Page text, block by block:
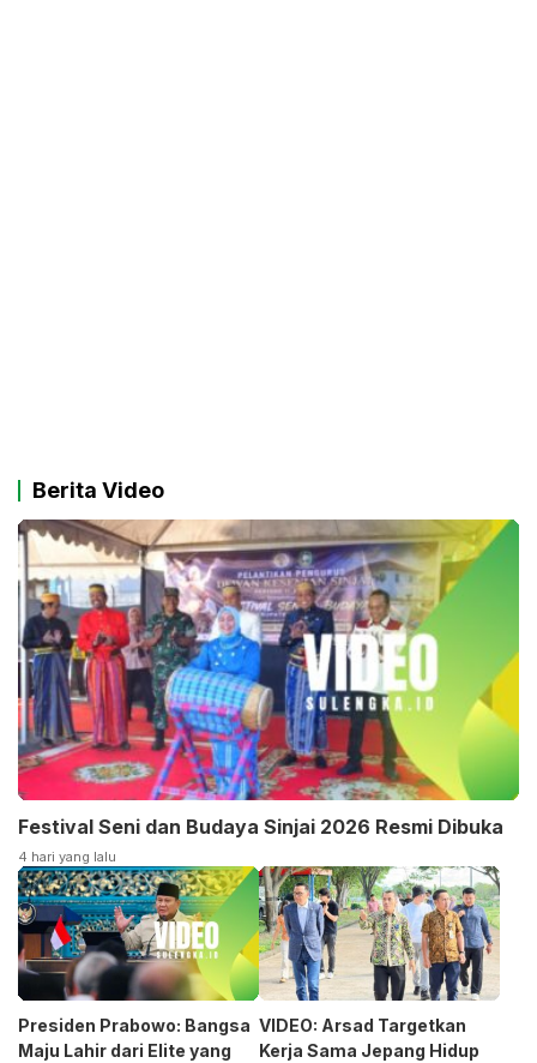
Berita Video
Festival Seni dan Budaya Sinjai 2026 Resmi Dibuka
4 hari yang lalu
Presiden Prabowo: Bangsa
Maju Lahir dari Elite yang
VIDEO: Arsad Targetkan
Kerja Sama Jepang Hidup